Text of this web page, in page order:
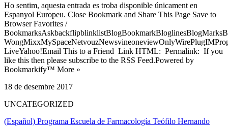
Ho sentim, aquesta entrada es troba disponible únicament en
Espanyol Europeu. Close Bookmark and Share This Page Save to
Browser Favorites /
LiveYahoo!Email This to a Friend Link HTML: Permalink: If you
like this then please subscribe to the RSS Feed.Powered by
Bookmarkify™ More »
18 de desembre 2017
UNCATEGORIZED
(Español) Programa Escuela de Farmacología Teófilo Hernando